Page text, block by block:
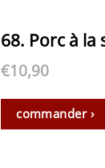
68. Porc à la
€10,90
commander ›